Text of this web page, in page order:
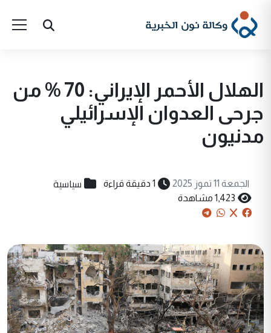
الهلال الأحمر الإيراني: 70 % من
جرحى العدوان الإسرائيلي
مدنيون
الجمعة 11 تموز 2025 1 دقيقة قراءة سياسية
1,423 مشاهدة